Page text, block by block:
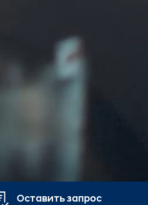
Оставить запрос